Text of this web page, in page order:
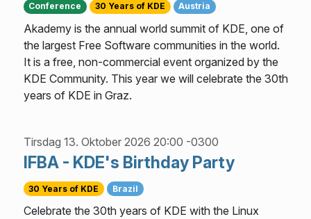
Conference 30 Years of KDE Austria
Akademy is the annual world summit of KDE, one of
the largest Free Software communities in the world.
It is a free, non-commercial event organized by the
KDE Community. This year we will celebrate the 30th
years of KDE in Graz.
Tirsdag 13. Oktober 2026 20:00 -0300
IFBA - KDE's Birthday Party
30 Years of KDE Brazil
Celebrate the 30th years of KDE with the Linux